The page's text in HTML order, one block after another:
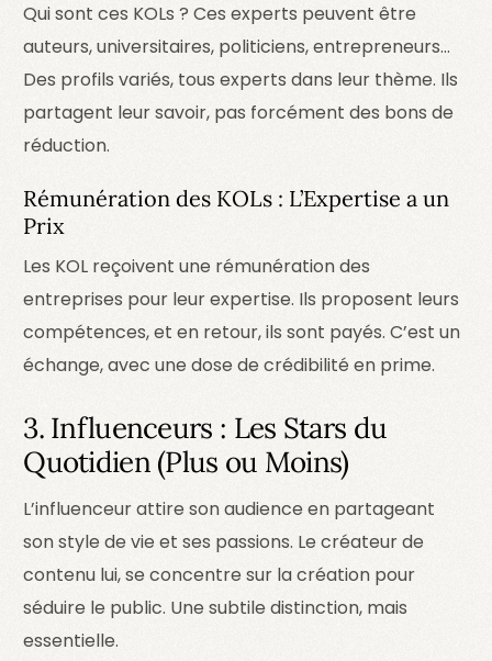
Qui sont ces KOLs ? Ces experts peuvent être
auteurs, universitaires, politiciens, entrepreneurs…
Des profils variés, tous experts dans leur thème. Ils
partagent leur savoir, pas forcément des bons de
réduction.
Rémunération des KOLs : L’Expertise a un
Prix
Les KOL reçoivent une rémunération des
entreprises pour leur expertise. Ils proposent leurs
compétences, et en retour, ils sont payés. C’est un
échange, avec une dose de crédibilité en prime.
3. Influenceurs : Les Stars du
Quotidien (Plus ou Moins)
L’influenceur attire son audience en partageant
son style de vie et ses passions. Le créateur de
contenu lui, se concentre sur la création pour
séduire le public. Une subtile distinction, mais
essentielle.